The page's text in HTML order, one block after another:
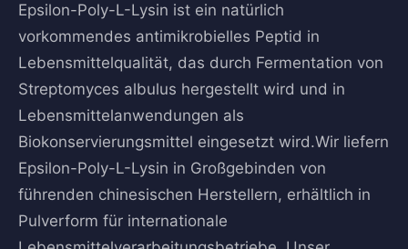
Epsilon-Poly-L-Lysin ist ein natürlich
vorkommendes antimikrobielles Peptid in
Lebensmittelqualität, das durch Fermentation von
Streptomyces albulus hergestellt wird und in
Lebensmittelanwendungen als
Biokonservierungsmittel eingesetzt wird.Wir liefern
Epsilon-Poly-L-Lysin in Großgebinden von
führenden chinesischen Herstellern, erhältlich in
Pulverform für internationale